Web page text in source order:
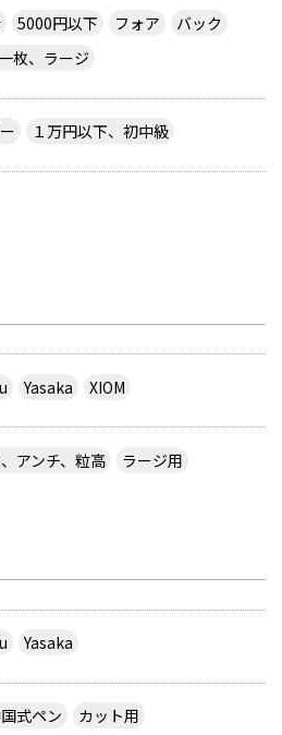
5000円以下 フォア
バック
枚、ラージ
１万円以下、初中級
Yasaka
XIOM
アンチ、粒高 ラージ用
Yasaka
式ペン
カット用